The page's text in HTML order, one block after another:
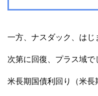
一方、ナスダック、はじ
次第に回復、プラス域で
米長期国債利回り（米長